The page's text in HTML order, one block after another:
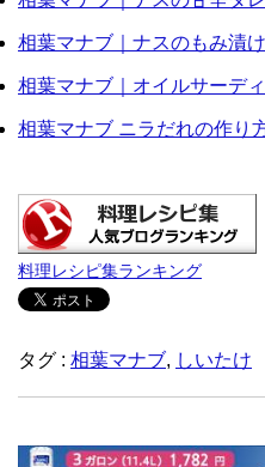
相葉マナブ｜ナスのもみ漬
相葉マナブ｜オイルサーデ
相葉マナブ ニラだれの作り
料理レシピ集ランキング
タグ : 相葉マナブ, しいたけ